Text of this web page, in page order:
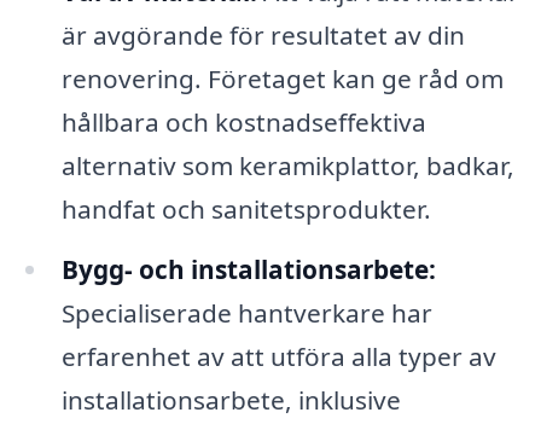
är avgörande för resultatet av din
renovering. Företaget kan ge råd om
hållbara och kostnadseffektiva
alternativ som keramikplattor, badkar,
handfat och sanitetsprodukter.
Bygg- och installationsarbete:
Specialiserade hantverkare har
erfarenhet av att utföra alla typer av
installationsarbete, inklusive